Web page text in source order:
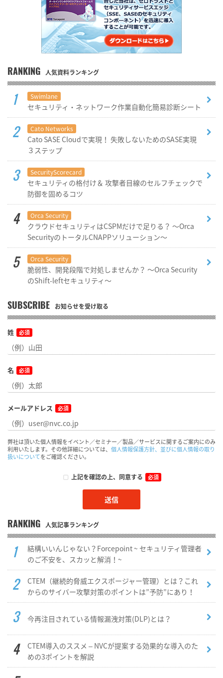
RANKING 人気資料ランキング
Swimlane
セキュリティ・ネットワーク作業自動化簡易診断シート
Cato Networks
Cato SASE Cloudで実現！ 失敗しないためのSASE実現
３ステップ
SecurityScorecard
セキュリティの格付け＆ 攻撃者目線のセルフチェックで
防御を固めるコツ
Orca Security
クラウドセキュリティはCSPMだけで足りる？ ～Orca
SecurityのトータルCNAPPソリューション～
Orca Security
脆弱性、開発段階で対処しませんか？ ～Orca Security
のShift-leftセキュリティ～
SUBSCRIBE お知らせを受け取る
姓 必須
名 必須
メールアドレス 必須
弊社は頂いた個人情報をイベント／セミナー／製品／サービスに関するご案内にのみ
利用いたします。その他詳細については、 個人情報保護方針、並びに個人情報の取り
扱いについてをご確認ください。
上記を確認の上、同意する 必須
RANKING 人気記事ランキング
結構いいんじゃない？Forcepoint ~ セキュリティ管理者
のご不安を、スカッと解消！~
CTEM（継続的脅威エクスポージャー管理）とは？これ
からのサイバー攻撃対策のポイントは”予防”にあり！
今再注目されている情報漏洩対策(DLP)とは？
CTEM導入のススメ – NVCが提案する効果的な導入のた
めの3ポイントを解説